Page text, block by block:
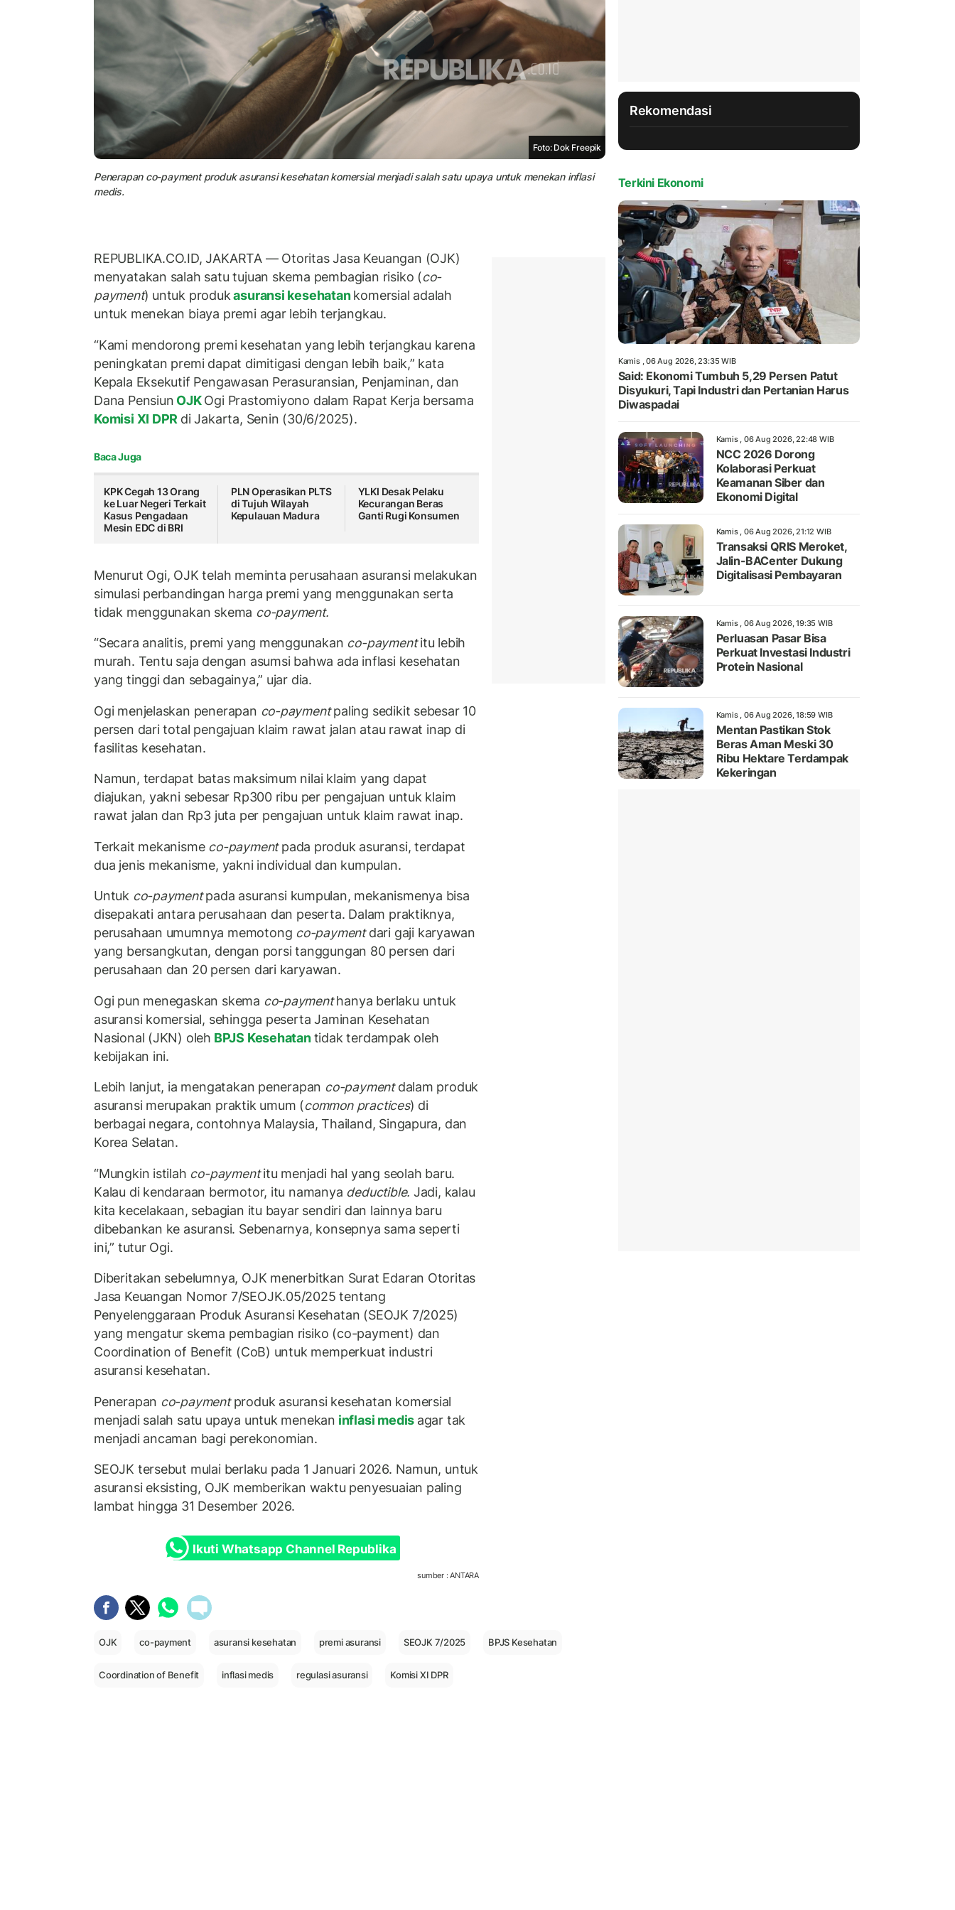
Foto: Dok Freepik
Penerapan co-payment produk asuransi kesehatan komersial menjadi salah satu upaya untuk menekan inflasi
medis.
REPUBLIKA.CO.ID, JAKARTA — Otoritas Jasa Keuangan (OJK)
menyatakan salah satu tujuan skema pembagian risiko (co-
payment) untuk produkasuransi kesehatankomersial adalah
untuk menekan biaya premi agar lebih terjangkau.
“Kami mendorong premi kesehatan yang lebih terjangkau karena
peningkatan premi dapat dimitigasi dengan lebih baik,” kata
Kepala Eksekutif Pengawasan Perasuransian, Penjaminan, dan
Dana Pensiun OJKOgi Prastomiyono dalam Rapat Kerja bersama
Komisi XI DPR di Jakarta, Senin (30/6/2025).
Baca Juga
KPK Cegah 13 Orang
ke Luar Negeri Terkait
Kasus Pengadaan
Mesin EDC di BRI
PLN Operasikan PLTS
di Tujuh Wilayah
Kepulauan Madura
YLKI Desak Pelaku
Kecurangan Beras
Ganti Rugi Konsumen
Menurut Ogi, OJK telah meminta perusahaan asuransi melakukan
simulasi perbandingan harga premi yang menggunakan serta
tidak menggunakan skema co-payment.
“Secara analitis, premi yang menggunakan co-paymentitu lebih
murah. Tentu saja dengan asumsi bahwa ada inflasi kesehatan
yang tinggi dan sebagainya,” ujar dia.
Ogi menjelaskan penerapan co-paymentpaling sedikit sebesar 10
persen dari total pengajuan klaim rawat jalan atau rawat inap di
fasilitas kesehatan.
Namun, terdapat batas maksimum nilai klaim yang dapat
diajukan, yakni sebesar Rp300 ribu per pengajuan untuk klaim
rawat jalan dan Rp3 juta per pengajuan untuk klaim rawat inap.
Terkait mekanisme co-paymentpada produk asuransi, terdapat
dua jenis mekanisme, yakni individual dan kumpulan.
Untuk co-paymentpada asuransi kumpulan, mekanismenya bisa
disepakati antara perusahaan dan peserta. Dalam praktiknya,
perusahaan umumnya memotong co-paymentdari gaji karyawan
yang bersangkutan, dengan porsi tanggungan 80 persen dari
perusahaan dan 20 persen dari karyawan.
Ogi pun menegaskan skema co-paymenthanya berlaku untuk
asuransi komersial, sehingga peserta Jaminan Kesehatan
Nasional (JKN) oleh BPJS Kesehatantidak terdampak oleh
kebijakan ini.
Lebih lanjut, ia mengatakan penerapan co-paymentdalam produk
asuransi merupakan praktik umum (common practices) di
berbagai negara, contohnya Malaysia, Thailand, Singapura, dan
Korea Selatan.
“Mungkin istilah co-paymentitu menjadi hal yang seolah baru.
Kalau di kendaraan bermotor, itu namanya deductible. Jadi, kalau
kita kecelakaan, sebagian itu bayar sendiri dan lainnya baru
dibebankan ke asuransi. Sebenarnya, konsepnya sama seperti
ini,” tutur Ogi.
Diberitakan sebelumnya, OJK menerbitkan Surat Edaran Otoritas
Jasa Keuangan Nomor 7/SEOJK.05/2025 tentang
Penyelenggaraan Produk Asuransi Kesehatan (SEOJK 7/2025)
yang mengatur skema pembagian risiko (co-payment) dan
Coordination of Benefit (CoB) untuk memperkuat industri
asuransi kesehatan.
Penerapan co-paymentproduk asuransi kesehatan komersial
menjadi salah satu upaya untuk menekan inflasi medis agar tak
menjadi ancaman bagi perekonomian.
SEOJK tersebut mulai berlaku pada 1 Januari 2026. Namun, untuk
asuransi eksisting, OJK memberikan waktu penyesuaian paling
lambat hingga 31 Desember 2026.
Ikuti Whatsapp Channel Republika
sumber : ANTARA
OJK co-payment asuransi kesehatan premi asuransi SEOJK 7/2025 BPJS Kesehatan
Coordination of Benefit inflasi medis regulasi asuransi Komisi XI DPR
Rekomendasi
Terkini Ekonomi
Kamis , 06 Aug 2026, 23:35 WIB
Said: Ekonomi Tumbuh 5,29 Persen Patut
Disyukuri, Tapi Industri dan Pertanian Harus
Diwaspadai
Kamis , 06 Aug 2026, 22:48 WIB
NCC 2026 Dorong
Kolaborasi Perkuat
Keamanan Siber dan
Ekonomi Digital
Kamis , 06 Aug 2026, 21:12 WIB
Transaksi QRIS Meroket,
Jalin-BACenter Dukung
Digitalisasi Pembayaran
Kamis , 06 Aug 2026, 19:35 WIB
Perluasan Pasar Bisa
Perkuat Investasi Industri
Protein Nasional
Kamis , 06 Aug 2026, 18:59 WIB
Mentan Pastikan Stok
Beras Aman Meski 30
Ribu Hektare Terdampak
Kekeringan